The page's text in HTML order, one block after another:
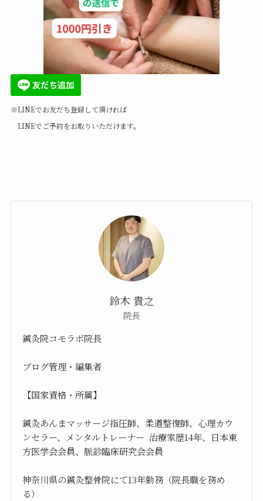
※LINEでお友だち登録して頂ければ
LINEでご予約をお取りいただけます。
鈴木 貴之
院長
鍼灸院コモラボ院長
ブログ管理・編集者
【国家資格・所属】
鍼灸あんまマッサージ指圧師、柔道整復師、心理カウ
ンセラー、メンタルトレーナー 治療家歴14年、日本東
方医学会会員、脈診臨床研究会会員
神奈川県の鍼灸整骨院にて13年勤務（院長職を務め
る）